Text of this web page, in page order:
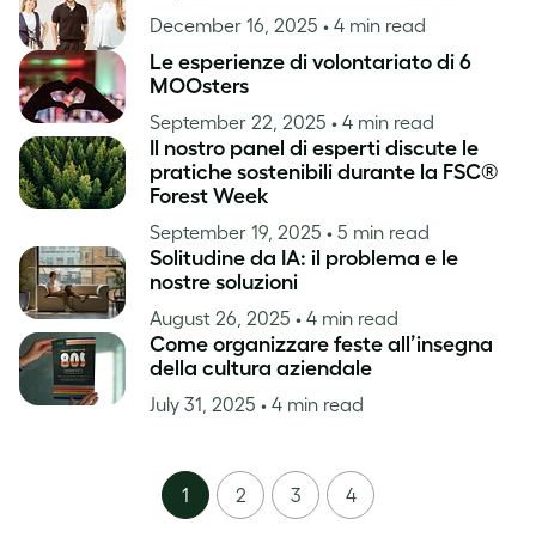
December 16, 2025 • 4 min read
Le esperienze di volontariato di 6
MOOsters
September 22, 2025 • 4 min read
Il nostro panel di esperti discute le
pratiche sostenibili durante la FSC®
Forest Week
September 19, 2025 • 5 min read
Solitudine da IA: il problema e le
nostre soluzioni
August 26, 2025 • 4 min read
Come organizzare feste all’insegna
della cultura aziendale
July 31, 2025 • 4 min read
1 2 3 4